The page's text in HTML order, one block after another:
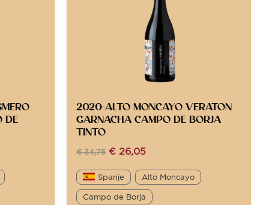
DE
2020-ALTO MONCAYO VERATON
GARNACHA CAMPO DE BORJA
TINTO
€34,75 € 26,05
Spanje Alto Moncayo
Campo de Borja